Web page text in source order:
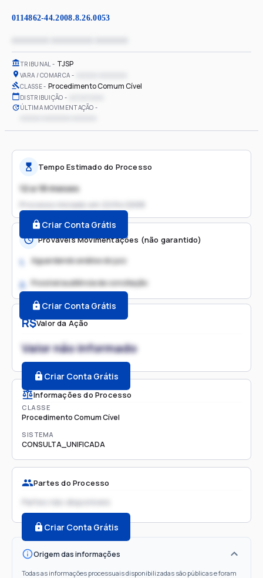
0114862-44.2008.8.26.0053
TRIBUNAL TJSP
VARA / COMARCA
CLASSE Procedimento Comum Cível
DISTRIBUIÇÃO
ÚLTIMA MOVIMENTAÇÃO
R$Valor da Ação
Valor não informado
Criar Conta Grátis
Informações do Processo
CLASSE
Procedimento Comum Cível
SISTEMA
CONSULTA_UNIFICADA
Partes do Processo
Partes não disponíveis
Criar Conta Grátis
Origem das informações
Todas as informações processuais disponibilizadas são públicas e foram
Tempo Estimado do Processo
12 a 18 meses
Processo iniciado em
Criar Conta Grátis
Prováveis Movimentações (não garantido)
1. Aguardando análise do juiz
2. Possível audiência de conciliação
Criar Conta Grátis